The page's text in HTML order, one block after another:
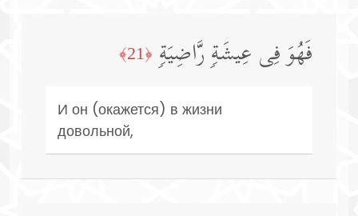
فَهُوَ فِی عِیشَةࣲ رَّاضِیَةࣲ ﴿21﴾
И он (окажется) в жизни
довольной,